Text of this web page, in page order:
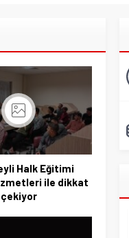
Halk Eğitimi
ile dikkat
çekiyor